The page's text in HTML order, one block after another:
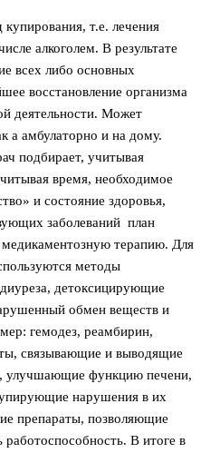
т.е. лечения
алкоголем. В результате
всех либо основных
восстановление организма
деятельности. Может
а амбулаторно и на дому.
подбирает, учитывая
время, необходимое
и состояние здоровья,
заболеваний план
медикаментозную терапию. Для
методы
детоксицирующие
обмен веществ и
гемодез, реамбирин,
связывающие и выводящие
улучшающие функцию печени,
нарушения в их
препараты, позволяющие
В итоге в